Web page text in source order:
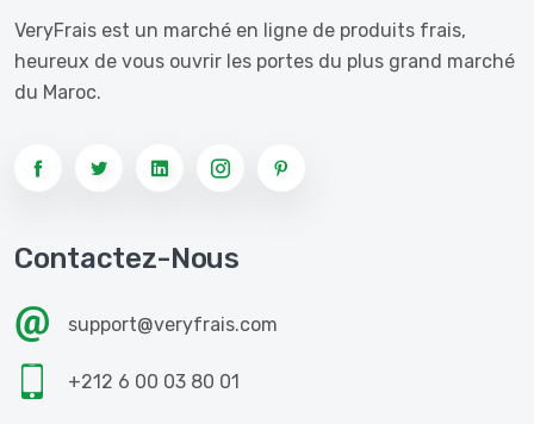
VeryFrais est un marché en ligne de produits frais,
heureux de vous ouvrir les portes du plus grand marché
du Maroc.
Contactez-Nous
support@veryfrais.com
+212 6 00 03 80 01